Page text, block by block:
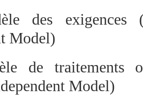
des exigences
Model)
de traitements
Model)